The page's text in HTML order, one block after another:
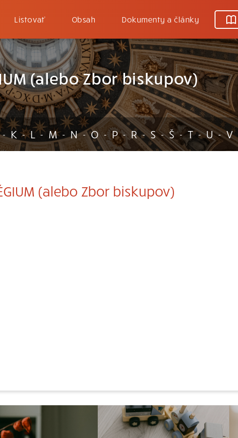
Listovať Obsah Dokumenty a články
(alebo Zbor biskupov)
- K - L - M - N - O - P - R - S - Š - T - U - V
(alebo Zbor biskupov)